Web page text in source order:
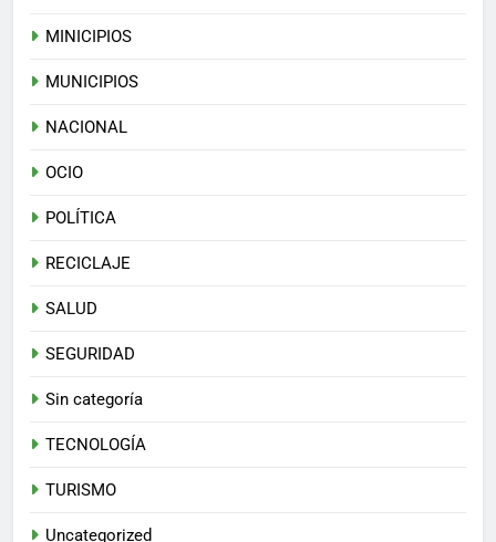
MINICIPIOS
MUNICIPIOS
NACIONAL
OCIO
POLÍTICA
RECICLAJE
SALUD
SEGURIDAD
Sin categoría
TECNOLOGÍA
TURISMO
Uncategorized